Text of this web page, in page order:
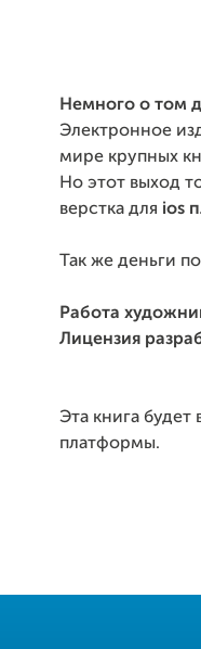
Немного о том
Электронное
мире крупных
Но этот выход
верстка для ios
Так же деньги
Работа
Лицензия
Эта книга будет
платформы.